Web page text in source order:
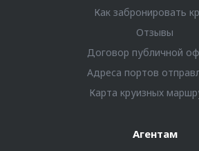
Как забронировать
Отзывы
Договор публичной
Адреса портов
Карта круизных
Агентам